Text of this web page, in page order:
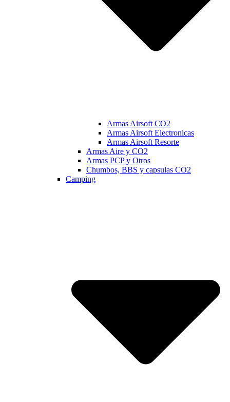
Armas Airsoft CO2
Armas Airsoft Electronicas
Armas Airsoft Resorte
Armas Aire y CO2
Armas PCP y Otros
Chumbos, BBS y capsulas CO2
Camping